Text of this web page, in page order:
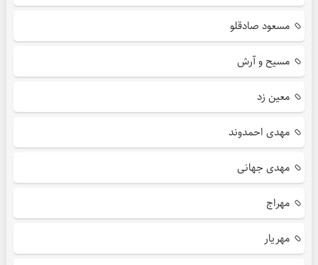
مسعود صادقلو
مسیح و آرش
معین زد
مهدی احمدوند
مهدی جهانی
مهراج
مهریار